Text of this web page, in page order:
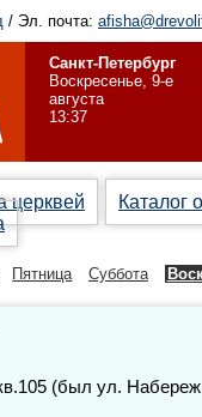
/ Эл. почта:
Санкт-Петербург
Воскресенье, 9-е
августа
13:37
церквей
Каталог
Пятница Суббота
(был ул.